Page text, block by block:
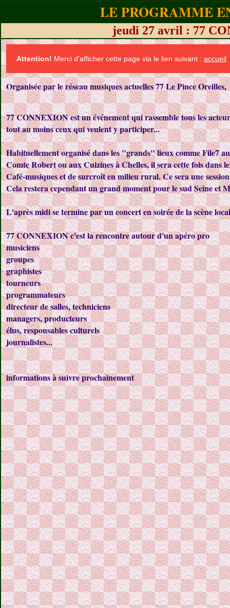
LE PROGRAMME
jeudi 27 avril : 77
Attention! Merci d'afficher cette page via le lien suivant : accueil
Organisée par le réseau musiques actuelles 77 Le Pince Oreilles,
77 CONNEXION est un événement qui rassemble tous les
tout au moins ceux qui veulent y participer...
Habituellement organisé dans les "grands" lieux comme File7
Comte Robert ou aux Cuizines à Chelles, il sera cette fois dans
Café-musiques et de surcroît en milieu rural. Ce sera une
Cela restera cependant un grand moment pour le sud Seine et
L'après midi se termine par un concert en soirée de la scène
77 CONNEXION c'est la rencontre autour d'un apéro pro
musiciens
groupes
graphistes
tourneurs
programmateurs
directeur de salles, techniciens
managers, producteurs
élus, responsables culturels
journalistes...
informations à suivre prochainement